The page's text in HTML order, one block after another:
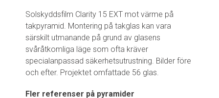
Solskyddsfilm Clarity 15 EXT mot värme på
takpyramid. Montering på takglas kan vara
särskilt utmanande på grund av glasens
svåråtkomliga läge som ofta kräver
specialanpassad säkerhetsutrustning. Bilder före
och efter. Projektet omfattade 56 glas.
Fler referenser på pyramider